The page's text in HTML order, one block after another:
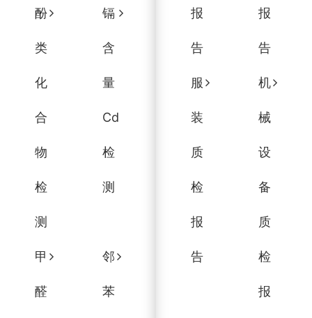
酚
类
化
合
物
检
测
镉
含
量
Cd
检
测
甲
醛
邻
苯
报
告
报
告
服
装
质
检
报
告
机
械
设
备
质
检
报